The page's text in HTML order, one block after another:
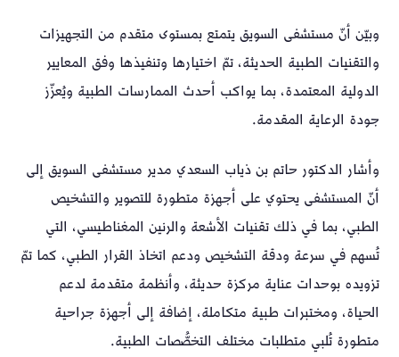
وبيّن أنّ مستشفى السويق يتمتع بمستوى متقدم من التجهيزات
والتقنيات الطبية الحديثة، تمّ اختيارها وتنفيذها وفق المعايير
الدولية المعتمدة، بما يواكب أحدث الممارسات الطبية ويُعزّز
جودة الرعاية المقدمة.
وأشار الدكتور حاتم بن ذياب السعدي مدير مستشفى السويق إلى
أنّ المستشفى يحتوي على أجهزة متطورة للتصوير والتشخيص
الطبي، بما في ذلك تقنيات الأشعة والرنين المغناطيسي، التي
تُسهم في سرعة ودقة التشخيص ودعم اتخاذ القرار الطبي، كما تمّ
تزويده بوحدات عناية مركزة حديثة، وأنظمة متقدمة لدعم
الحياة، ومختبرات طبية متكاملة، إضافة إلى أجهزة جراحية
متطورة تُلبي متطلبات مختلف التخصُّصات الطبية.